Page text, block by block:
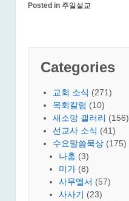
Posted in 주일설교
Categories
교회 소식 (271)
목회칼럼 (10)
새소망 갤러리 (156)
선교사 소식 (41)
수요말씀묵상 (175)
나훔 (3)
미가 (8)
사무엘서 (57)
사사기 (23)